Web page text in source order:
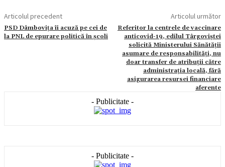
Articolul precedent
PSD Dâmbovița îi acuză pe cei de
la PNL de epurare politică în școli
Articolul următor
Referitor la centrele de vaccinare
anticovid-19, edilul Târgoviștei
solicită Ministerului Sănătății
asumare de responsabilități, nu
doar transfer de atribuții către
administrația locală, fără
asigurarea resursei financiare
aferente
- Publicitate -
- Publicitate -